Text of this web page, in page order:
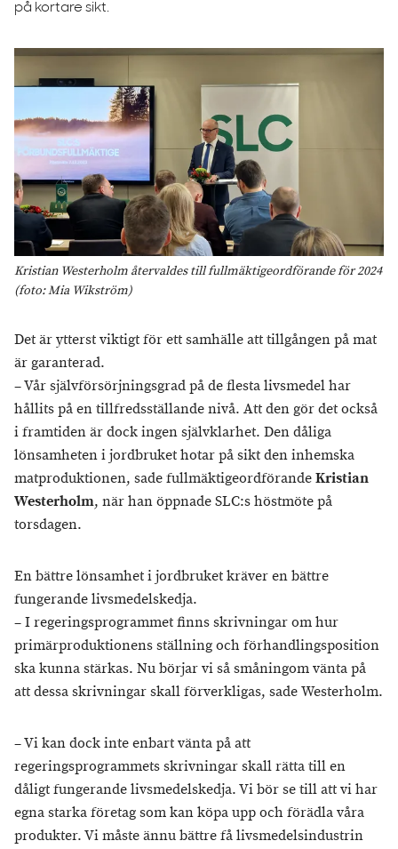
på kortare sikt.
Kristian Westerholm återvaldes till fullmäktigeordförande för 2024
(foto: Mia Wikström)
Det är ytterst viktigt för ett samhälle att tillgången på mat
är garanterad.
– Vår självförsörjningsgrad på de flesta livsmedel har
hållits på en tillfredsställande nivå. Att den gör det också
i framtiden är dock ingen självklarhet. Den dåliga
lönsamheten i jordbruket hotar på sikt den inhemska
matproduktionen, sade fullmäktigeordförandeKristian
Westerholm, när han öppnade SLC:s höstmöte på
torsdagen.
En bättre lönsamhet i jordbruket kräver en bättre
fungerande livsmedelskedja.
– I regeringsprogrammet finns skrivningar om hur
primärproduktionens ställning och förhandlingsposition
ska kunna stärkas. Nu börjar vi så småningom vänta på
att dessa skrivningar skall förverkligas, sade Westerholm.
– Vi kan dock inte enbart vänta på att
regeringsprogrammets skrivningar skall rätta till en
dåligt fungerande livsmedelskedja. Vi bör se till att vi har
egna starka företag som kan köpa upp och förädla våra
produkter. Vi måste ännu bättre få livsmedelsindustrin